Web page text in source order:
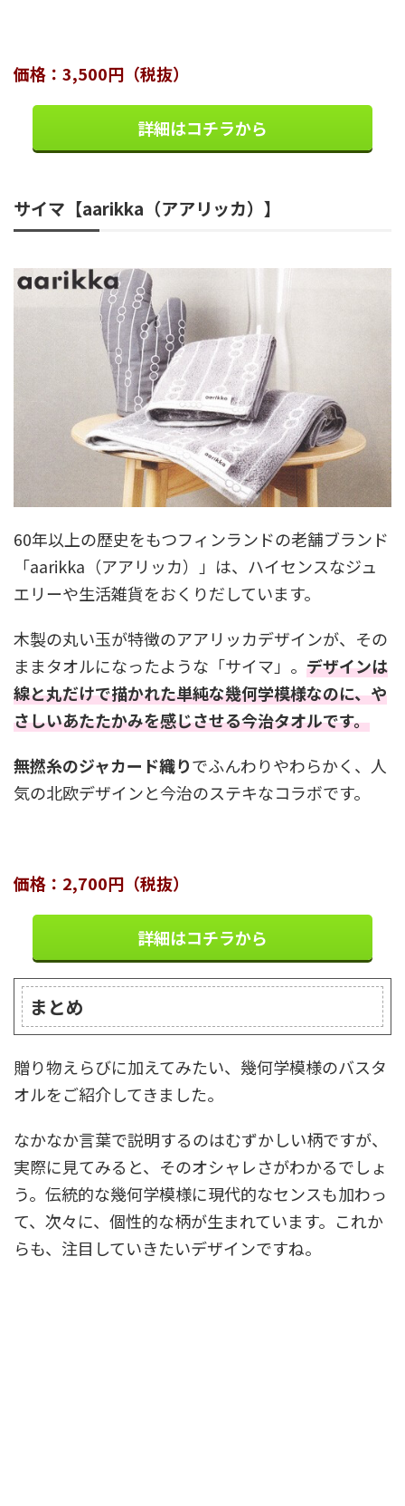
価格：3,500円（税抜）
詳細はコチラから
サイマ【aarikka（アアリッカ）】
60年以上の歴史をもつフィンランドの老舗ブランド
「aarikka（アアリッカ）」は、ハイセンスなジュ
エリーや生活雑貨をおくりだしています。
木製の丸い玉が特徴のアアリッカデザインが、その
ままタオルになったような「サイマ」。 デザインは
線と丸だけで描かれた単純な幾何学模様なのに、や
さしいあたたかみを感じさせる今治タオルです。
無撚糸のジャカード織りでふんわりやわらかく、人
気の北欧デザインと今治のステキなコラボです。
価格：2,700円（税抜）
詳細はコチラから
まとめ
贈り物えらびに加えてみたい、幾何学模様のバスタ
オルをご紹介してきました。
なかなか言葉で説明するのはむずかしい柄ですが、
実際に見てみると、そのオシャレさがわかるでしょ
う。伝統的な幾何学模様に現代的なセンスも加わっ
て、次々に、個性的な柄が生まれています。これか
らも、注目していきたいデザインですね。